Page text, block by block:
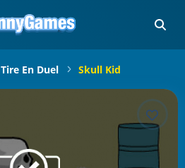
Tire En Duel Skull Kid